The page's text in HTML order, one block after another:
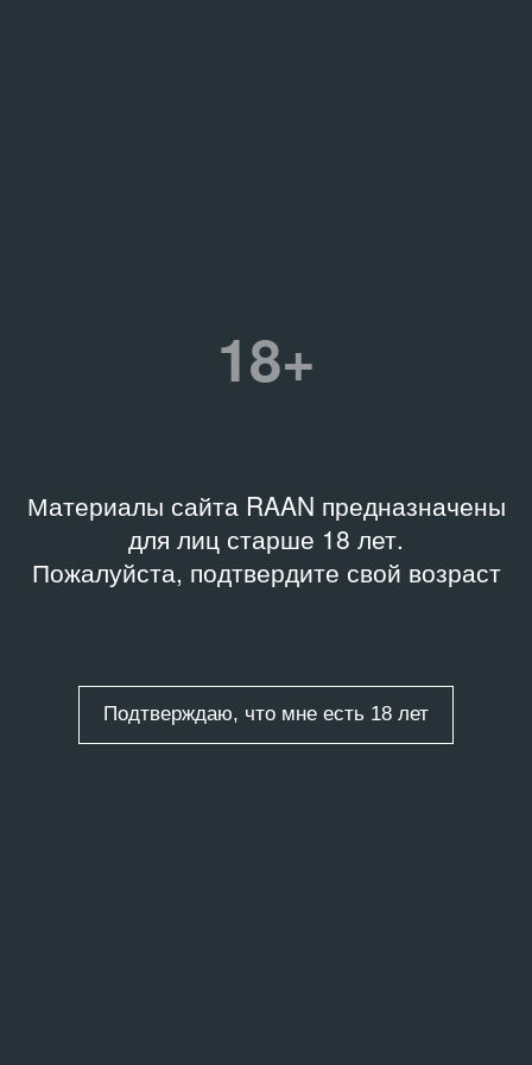
18+
Материалы сайта RAAN предназначены
для лиц старше 18 лет.
Пожалуйста, подтвердите свой возраст
Подтверждаю, что мне есть 18 лет